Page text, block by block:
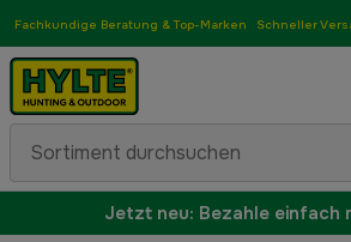
Fachkundige Beratung & Top-Marken Schneller
Jetzt neu: Bezahle einfach